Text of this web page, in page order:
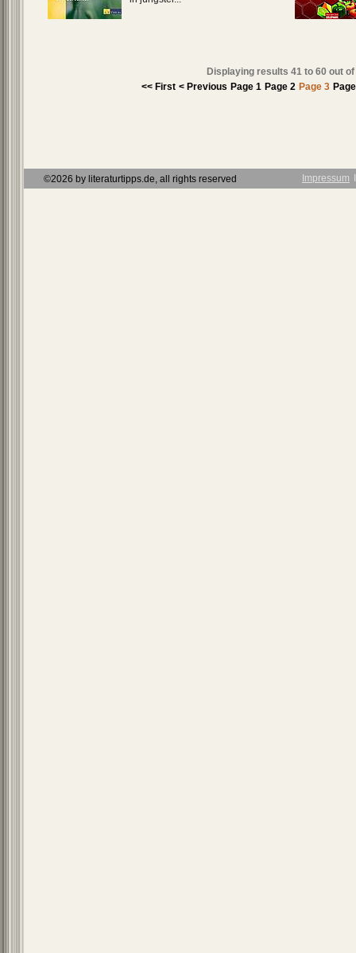
Displaying results 41 to 60 out of
<< First < Previous Page 1 Page 2 Page 3
©2026 by literaturtipps.de, all rights reserved Impressum